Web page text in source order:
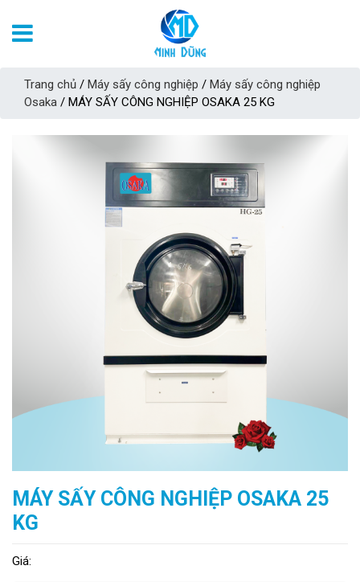
Trang chủ / Máy sấy công nghiệp / Máy sấy công nghiệp
Osaka / MÁY SẤY CÔNG NGHIỆP OSAKA 25 KG
MÁY SẤY CÔNG NGHIỆP OSAKA 25
KG
Giá: